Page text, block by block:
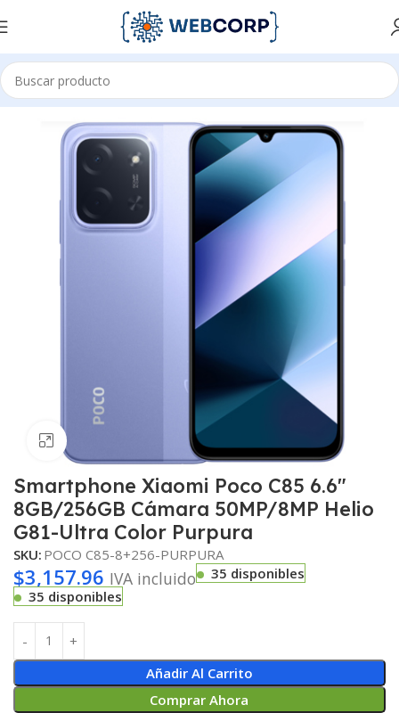
Inicio CELULARES
Haga clic para ampliar
Smartphone Xiaomi Poco C85 6.6″
8GB/256GB Cámara 50MP/8MP Helio
G81-Ultra Color Purpura
SKU: POCO C85-8+256-PURPURA
$3,157.96 IVA incluido
35 disponibles
35 disponibles
Añadir Al Carrito
Comprar Ahora